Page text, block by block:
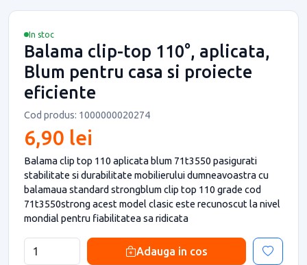
In stoc
Balama clip-top 110°, aplicata,
Blum pentru casa si proiecte
eficiente
Cod produs: 1000000020274
6,90 lei
Balama clip top 110 aplicata blum 71t3550 pasigurati
stabilitate si durabilitate mobilierului dumneavoastra cu
balamaua standard strongblum clip top 110 grade cod
71t3550strong acest model clasic este recunoscut la nivel
mondial pentru fiabilitatea sa ridicata
Adauga in cos